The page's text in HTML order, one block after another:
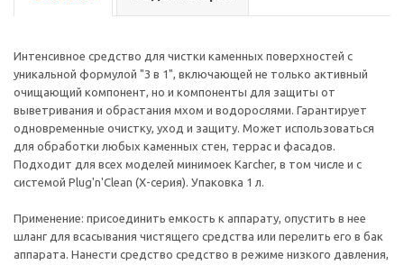
Интенсивное средство для чистки каменных поверхностей с
уникальной формулой "3 в 1", включающей не только активный
очищающий компонент, но и компоненты для защиты от
выветривания и обрастания мхом и водорослями. Гарантирует
одновременные очистку, уход и защиту. Может использоваться
для обработки любых каменных стен, террас и фасадов.
Подходит для всех моделей минимоек Karcher, в том числе и с
системой Plug'n'Clean (Х-серия). Упаковка 1 л.
Применение: присоединить емкость к аппарату, опустить в нее
шланг для всасывания чистящего средства или перелить его в бак
аппарата. Нанести средство средство в режиме низкого давления,